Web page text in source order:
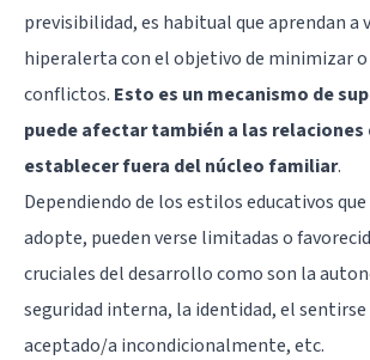
previsibilidad, es habitual que aprendan a
hiperalerta con el objetivo de minimizar
conflictos. Esto es un mecanismo de
puede afectar también a las relaciones
establecer fuera del núcleo familiar.
Dependiendo de los estilos educativos
adopte, pueden verse limitadas o
cruciales del desarrollo como son la
seguridad interna, la identidad, el
aceptado/a incondicionalmente, etc.